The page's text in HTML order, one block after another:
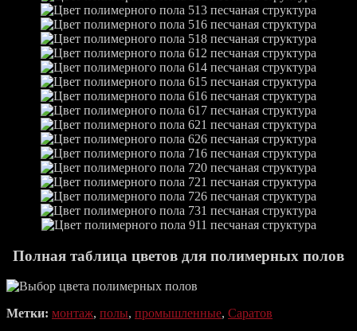
Полная таблица цветов для полимерных полов
Метки: монтаж, полы, промышленные, Саратов